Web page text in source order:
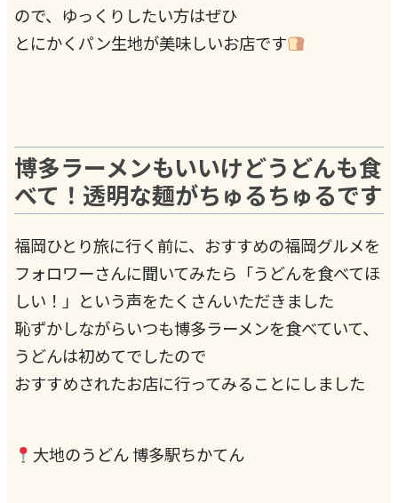
ので、ゆっくりしたい方はぜひ
とにかくパン生地が美味しいお店です
博多ラーメンもいいけどうどんも食
べて！透明な麺がちゅるちゅるです
福岡ひとり旅に行く前に、おすすめの福岡グルメを
フォロワーさんに聞いてみたら「うどんを食べてほ
しい！」という声をたくさんいただきました
恥ずかしながらいつも博多ラーメンを食べていて、
うどんは初めてでしたので
おすすめされたお店に行ってみることにしました
大地のうどん 博多駅ちかてん